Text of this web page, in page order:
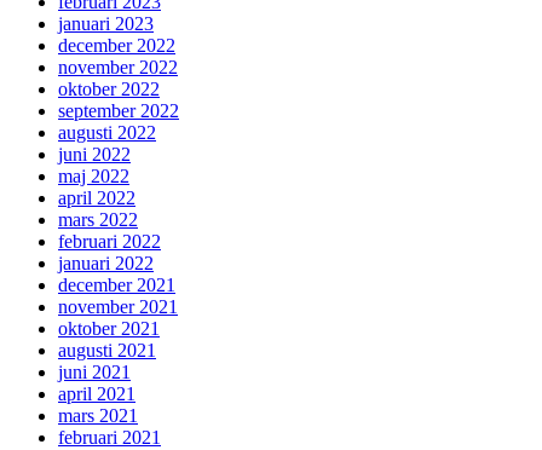
januari 2023
december 2022
november 2022
oktober 2022
september 2022
augusti 2022
juni 2022
maj 2022
april 2022
mars 2022
februari 2022
januari 2022
december 2021
november 2021
oktober 2021
augusti 2021
juni 2021
april 2021
mars 2021
februari 2021